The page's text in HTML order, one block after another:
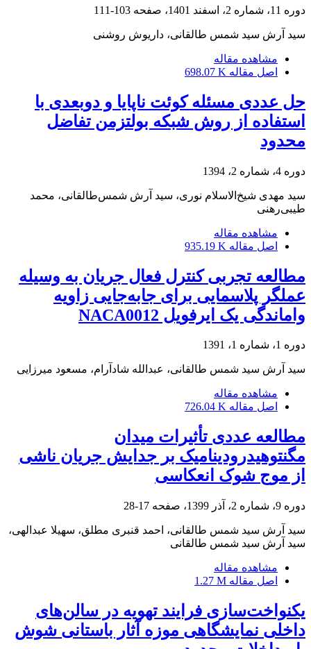
دوره 11، شماره 2، اسفند 1401، صفحه 103-111
سید آرش سید شمس طالقانی، داریوش روشنی
مشاهده مقاله
اصل مقاله 698.07 K
حل عددی مسئله‌ کوئت ناپایا و دوبعدی با
استفاده از روش شبکه‌ بولتزمن تفاضل
محدود
دوره 4، شماره 2، 1394
سید مهدی شیخ‌الاسلام نوری، سید آرش شمس‌طالقانی، محمد
طیبی‌رهنی
مشاهده مقاله
اصل مقاله 935.19 K
مطالعه تجربی کنترل فعال جریان به وسیله
عملگر پلاسمایی برای جابه‌جایی زاویه
واماندگی یک ایرفویل NACA0012
دوره 1، شماره 1، 1391
سید آرش سید شمس طالقانی، عبدالله شادآرام، مسعود میرزایی
مشاهده مقاله
اصل مقاله 726.04 K
مطالعه عددی تأثیرات میدان
مگنتوهیدرودینامیک بر جدایش جریان ناشی
از موج شوک انعکاسی
دوره 9، شماره 2، آذر 1399، صفحه 17-28
سید آرش سید شمس طالقانی، احمد قنبری مطلق، سهیلا عبدالهی،
سید آرش سید شمس طالقانی
مشاهده مقاله
اصل مقاله 1.27 M
یکنواخت‌سازی فرایند تهویه در سالن‌های
داخلی نمایشگاهی موزه آثار باستانی شوش